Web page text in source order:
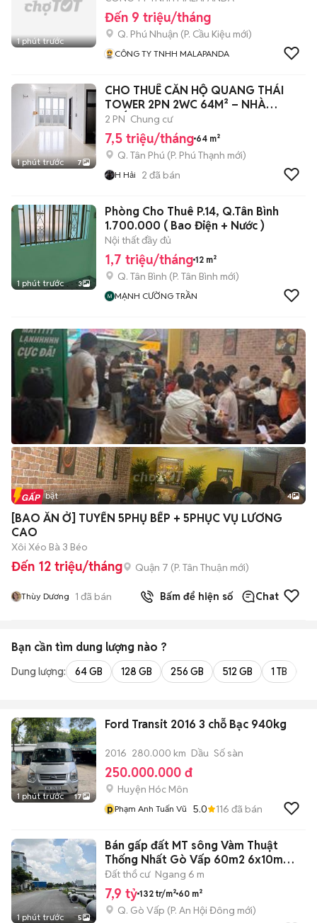
1 phút trước
Đến 9 triệu/tháng
Q. Phú Nhuận (P. Cầu Kiệu mới)
CÔNG TY TNHH MALAPANDA
1 phút trước 7
CHO THUÊ CĂN HỘ QUANG THÁI
TOWER 2PN 2WC 64M² – NHÀ
TRỐNG – 7.5TR
2 PN Chung cư
7,5 triệu/tháng 64 m²
Q. Tân Phú (P. Phú Thạnh mới)
H Hải 2 đã bán
1 phút trước 3
Phòng Cho Thuê P.14, Q.Tân Bình
1.700.000 ( Bao Điện + Nước )
Nội thất đầy đủ
1,7 triệu/tháng 12 m²
Q. Tân Bình (P. Tân Bình mới)
MẠNH CƯỜNG TRẦN
Tin nổi bật 4
[BAO ĂN Ở] TUYỂN 5PHỤ BẾP + 5PHỤC VỤ LƯƠNG
CAO
Xôi Xéo Bà 3 Béo
Đến 12 triệu/tháng Quận 7 (P. Tân Thuận mới)
Thùy Dương 1 đã bán Bấm để hiện số Chat
Bạn cần tìm dung lượng nào ?
Dung lượng: 64 GB 128 GB 256 GB 512 GB 1 TB
1 phút trước 17
Ford Transit 2016 3 chỗ Bạc 940kg
2016 280.000 km Dầu Số sàn
250.000.000 đ
Huyện Hóc Môn
pPhạm Anh Tuấn Vũ 5.0 116 đã bán
1 phút trước 5
Bán gấp đất MT sông Vàm Thuật
Thống Nhất Gò Vấp 60m2 6x10m
phường 13
Đất thổ cư Ngang 6 m
7,9 tỷ 132 tr/m² 60 m²
Q. Gò Vấp (P. An Hội Đông mới)